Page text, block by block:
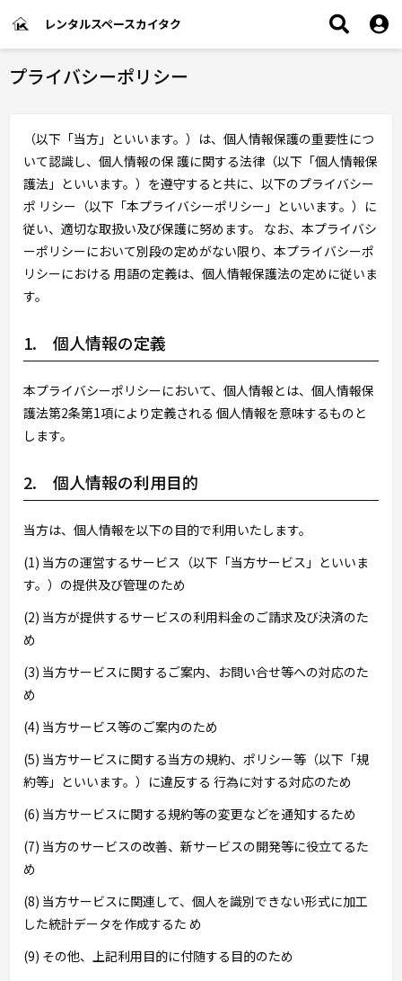
レンタルスペースカイタク
プライバシーポリシー
（以下「当方」といいます。）は、個人情報保護の重要性につ
いて認識し、個人情報の保 護に関する法律（以下「個人情報保
護法」といいます。）を遵守すると共に、以下のプライバシー
ポ リシー（以下「本プライバシーポリシー」といいます。）に
従い、適切な取扱い及び保護に努めます。 なお、本プライバシ
ーポリシーにおいて別段の定めがない限り、本プライバシーポ
リシーにおける 用語の定義は、個人情報保護法の定めに従いま
す。
1. 個人情報の定義
本プライバシーポリシーにおいて、個人情報とは、個人情報保
護法第2条第1項により定義される 個人情報を意味するものと
します。
2. 個人情報の利用目的
当方は、個人情報を以下の目的で利用いたします。
(1) 当方の運営するサービス（以下「当方サービス」といいま
す。）の提供及び管理のため
(2) 当方が提供するサービスの利用料金のご請求及び決済のた
め
(3) 当方サービスに関するご案内、お問い合せ等への対応のた
め
(4) 当方サービス等のご案内のため
(5) 当方サービスに関する当方の規約、ポリシー等（以下「規
約等」といいます。）に違反する 行為に対する対応のため
(6) 当方サービスに関する規約等の変更などを通知するため
(7) 当方のサービスの改善、新サービスの開発等に役立てるた
め
(8) 当方サービスに関連して、個人を識別できない形式に加工
した統計データを作成するた め
(9) その他、上記利用目的に付随する目的のため